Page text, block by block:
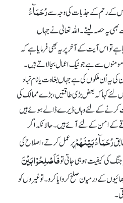
کے رحم کے جذبات کی وجہ سےرُحَمَآءُ
یہ حصہ لیتے۔ اللہ تعالیٰ نے جہاں
ہے تو اس آیت کے آخر پر یہ بھی فرمایا ہے کہ
سے ہے جو نیک اعمال بجا لاتے ہیں۔
یہ اُن ملکوں کی ہے جہاں بغاوت یا نام نہاد
کہا کہ بعض بڑی طاقتیں، بڑے ممالک کی
کرنے کے لئے وہاں ڈیرے ڈالے ہوئے ہیں
کے امن کے لئے آئے ہیں۔ حالانکہ اگر
رُحَمَآءُ بَیْنَھُمْپر عمل کرتے، اصلاح کی
کی کیفیت ہو ہی جاتی توفَاَصْلِحُوْا بَیْنَ
کے درمیان صلح کروایا کرو۔ توغیروں کو